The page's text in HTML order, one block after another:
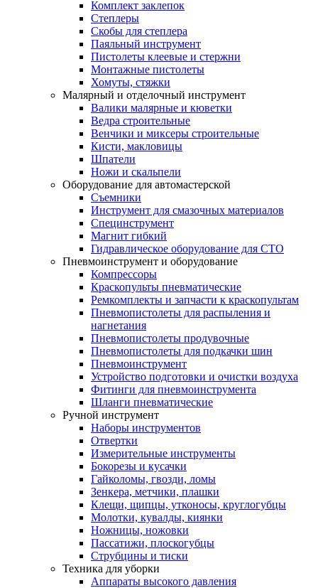
Комплект заклепок
Степлеры
Скобы для степлера
Паяльный инструмент
Пистолеты клеевые и стержни
Монтажные пистолеты
Хомуты, стяжки
Малярный и отделочный инструмент
Валики малярные и кюветки
Ведра строительные
Венчики и миксеры строительные
Кисти, макловицы
Шпатели
Ножи и скальпели
Оборудование для автомастерской
Съемники
Инструмент для смазочных материалов
Специнструмент
Магнит гибкий
Гидравлическое оборудование для СТО
Пневмоинструмент и оборудование
Компрессоры
Краскопульты пневматические
Ремкомплекты и запчасти к краскопультам
Пневмопистолеты для распыления и
нагнетания
Пневмопистолеты продувочные
Пневмопистолеты для подкачки шин
Пневмоинструмент
Устройство подготовки и очистки воздуха
Фитинги для пневмоинструмента
Шланги пневматические
Ручной инструмент
Наборы инструментов
Отвертки
Измерительные инструменты
Бокорезы и кусачки
Гайколомы, гвозди, ломы
Зенкера, метчики, плашки
Клещи, щипцы, утконосы, круглогубцы
Молотки, кувалды, киянки
Ножницы, ножовки
Пассатижи, плоскогубцы
Струбцины и тиски
Техника для уборки
Аппараты высокого давления